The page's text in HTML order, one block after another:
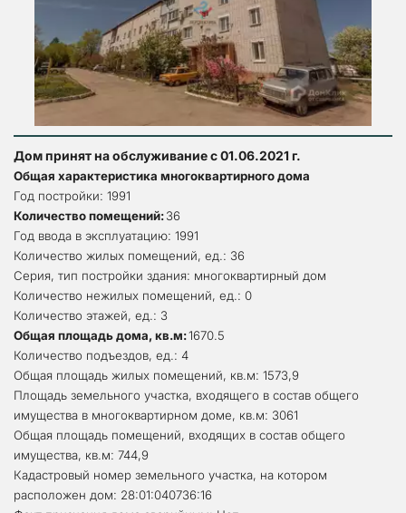
Дом принят на обслуживание с 01.06.2021 г.
Общая характеристика многоквартирного дома
Год постройки: 1991
Количество помещений: 36
Год ввода в эксплуатацию: 1991
Количество жилых помещений, ед.: 36
Серия, тип постройки здания: многоквартирный дом
Количество нежилых помещений, ед.: 0
Количество этажей, ед.: 3
Общая площадь дома, кв.м: 1670.5
Количество подъездов, ед.: 4
Общая площадь жилых помещений, кв.м: 1573,9
Площадь земельного участка, входящего в состав общего
имущества в многоквартирном доме, кв.м: 3061
Общая площадь помещений, входящих в состав общего
имущества, кв.м: 744,9
Кадастровый номер земельного участка, на котором
расположен дом: 28:01:040736:16